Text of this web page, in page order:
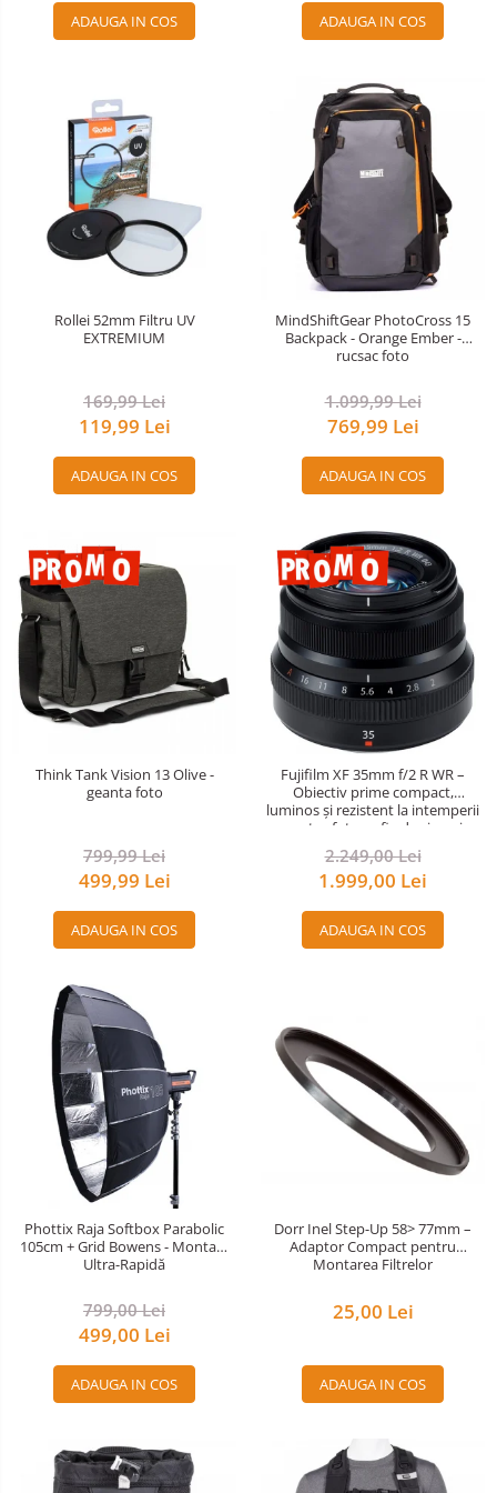
Accesorii drone
Stabilizatoare (Gimbal) / Steady
Huse Protectie / Ploaie camere
Accesorii diverse pt camere video
Camere Video Cinematice
Drone
Trepiede si monopiede
Trepiede foto
Trepiede video
Trepiede pentru compacte /
webcam-uri
Monopiede foto/video
Cap trepied si monopied
Carucioare trepied (Dolly)
Placute cap trepied
Sina Focus pentru Macro
Studio/Lumini si accesorii
Blitz-uri studio
Blitz-uri mobile, cu acumulatori
Accesorii Blitz-uri studio
Lampi lumina continua
Stative/boom-uri pentru lumini
Cleme blitz fasung lumina, spigoti
Fundaluri
Suporti pentru fundaluri
Umbrele
Declansatoare Radio si Infrarosu
Huse si genti pentru studio
Suruburi si piulite, adaptoare de
trecere
ADAUGA IN COS ADAUGA IN COS
Rollei 52mm Filtru UV
EXTREMIUM
169,99 Lei
119,99 Lei
ADAUGA IN COS
MindShiftGear PhotoCross 15
Backpack - Orange Ember -
rucsac foto
1.099,99 Lei
769,99 Lei
ADAUGA IN COS
Think Tank Vision 13 Olive -
geanta foto
799,99 Lei
499,99 Lei
ADAUGA IN COS
Fujifilm XF 35mm f/2 R WR –
Obiectiv prime compact,
luminos și rezistent la intemperii
pentru fotografie de zi cu zi
2.249,00 Lei
1.999,00 Lei
ADAUGA IN COS
Phottix Raja Softbox Parabolic
105cm + Grid Bowens - Montare
Ultra-Rapidă
799,00 Lei
499,00 Lei
ADAUGA IN COS
Dorr Inel Step-Up 58> 77mm –
Adaptor Compact pentru
Montarea Filtrelor
25,00 Lei
ADAUGA IN COS